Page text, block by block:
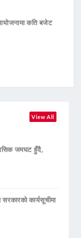
कति बजेट
View All
जमघट हुँदै,
सरकारको कार्यसूचीमा